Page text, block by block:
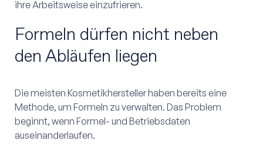
ihre Arbeitsweise einzufrieren.
Formeln dürfen nicht neben
den Abläufen liegen
Die meisten Kosmetikhersteller haben bereits eine
Methode, um Formeln zu verwalten. Das Problem
beginnt, wenn Formel- und Betriebsdaten
auseinanderlaufen.